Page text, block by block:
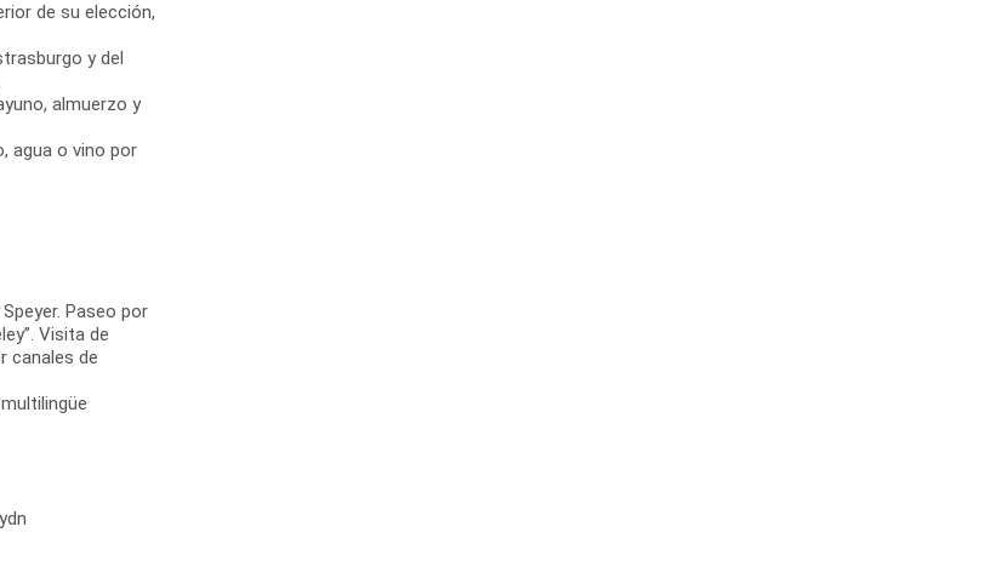
de su elección,
y del
almuerzo y
agua o vino por
Paseo por
Visita de
canales de